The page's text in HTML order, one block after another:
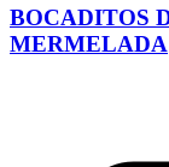
BOCADITOS
MERMELADA